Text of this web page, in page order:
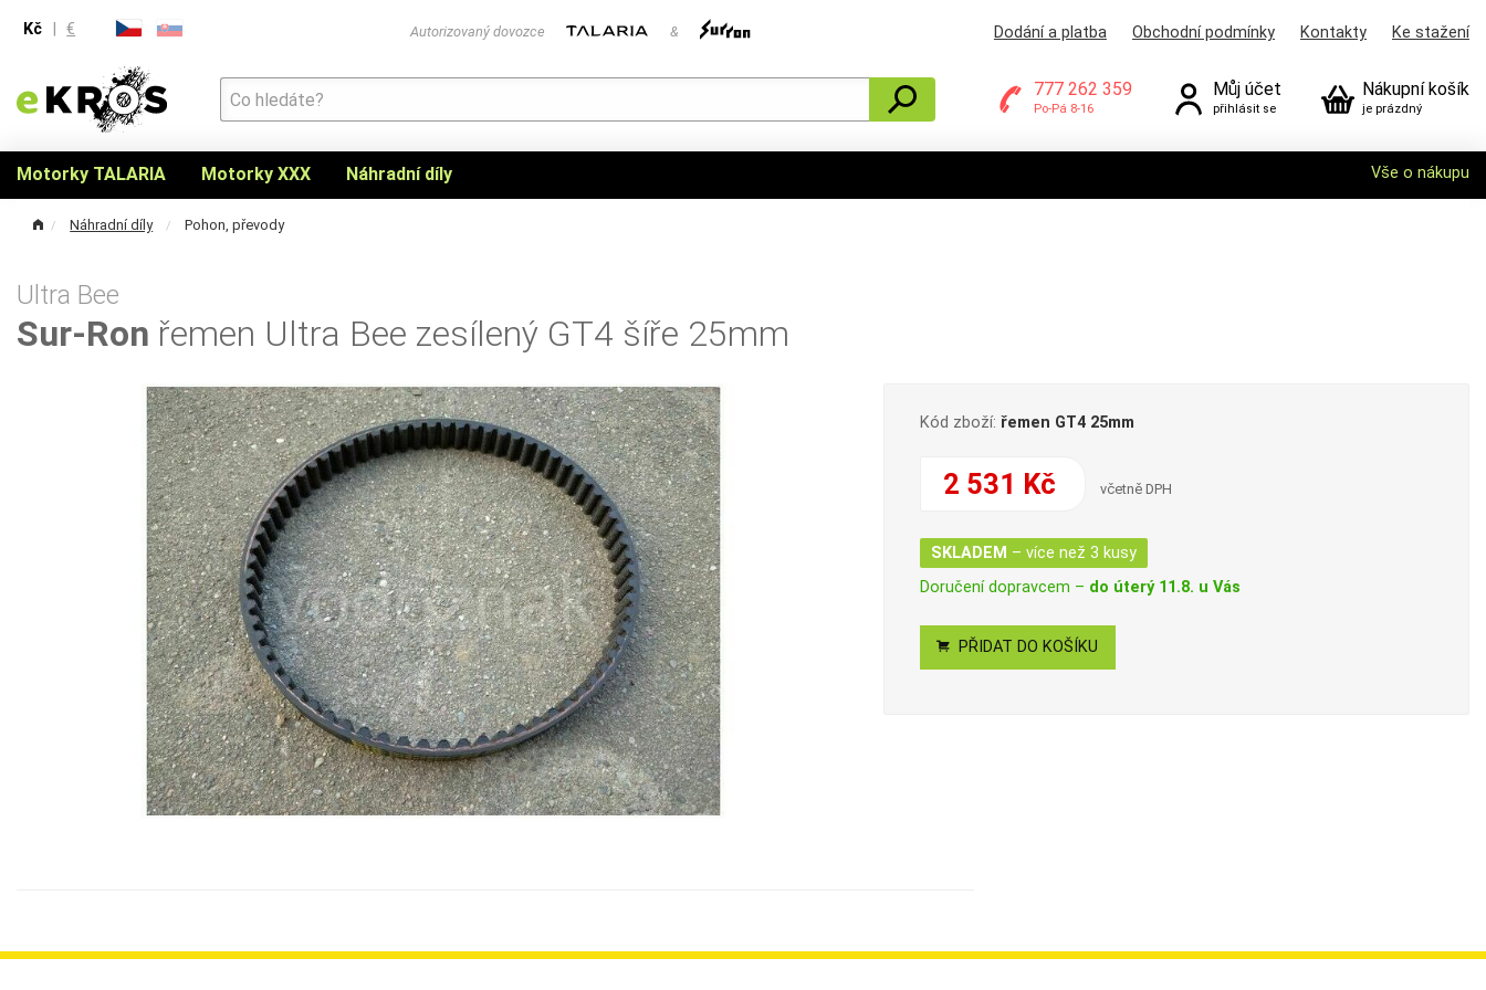
Kč € Autorizovaný dovozce & Dodání a platba Obchodní podmínky Kontakty Ke stažení
777 262 359
Po-Pá 8-16
Můj účet
přihlásit se
Nákupní košík
je prázdný
Motorky TALARIA Motorky XXX Náhradní díly Vše o nákupu
Náhradní díly Pohon, převody
Ultra Bee
Sur-Ron řemen Ultra Bee zesílený GT4 šíře 25mm
Kód zboží: řemen GT4 25mm
2 531 Kč včetně DPH
SKLADEM – více než 3 kusy
Doručení dopravcem – do úterý 11.8. u Vás
PŘIDAT DO KOŠÍKU